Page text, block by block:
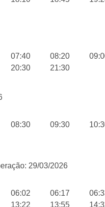
07:40 08:20
20:30 21:30
08:30 09:30
29/03/2026
06:02 06:17
13:22 13:55